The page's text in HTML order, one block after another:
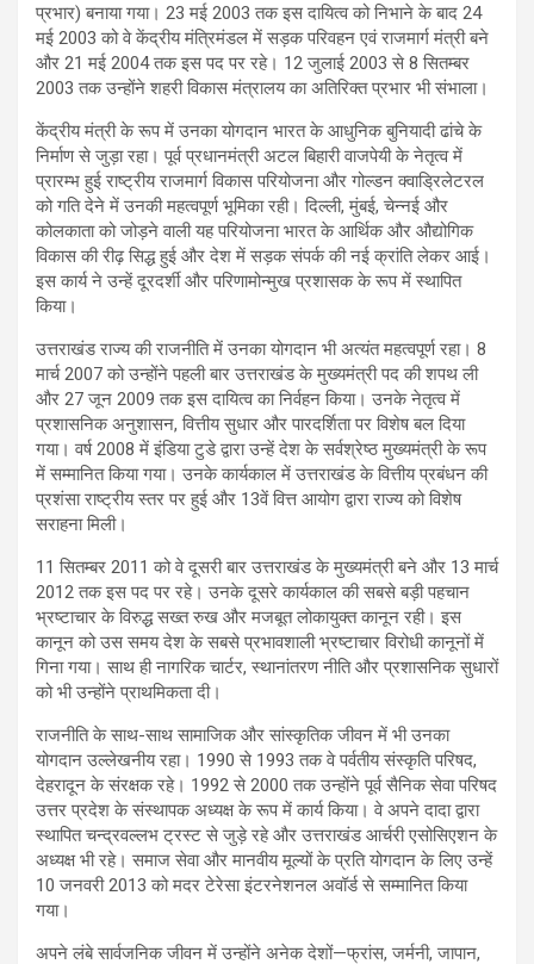
प्रभार) बनाया गया। 23 मई 2003 तक इस दायित्व को निभाने के बाद 24
मई 2003 को वे केंद्रीय मंत्रिमंडल में सड़क परिवहन एवं राजमार्ग मंत्री बने
और 21 मई 2004 तक इस पद पर रहे। 12 जुलाई 2003 से 8 सितम्बर
2003 तक उन्होंने शहरी विकास मंत्रालय का अतिरिक्त प्रभार भी संभाला।
केंद्रीय मंत्री के रूप में उनका योगदान भारत के आधुनिक बुनियादी ढांचे के
निर्माण से जुड़ा रहा। पूर्व प्रधानमंत्री अटल बिहारी वाजपेयी के नेतृत्व में
प्रारम्भ हुई राष्ट्रीय राजमार्ग विकास परियोजना और गोल्डन क्वाड्रिलेटरल
को गति देने में उनकी महत्वपूर्ण भूमिका रही। दिल्ली, मुंबई, चेन्नई और
कोलकाता को जोड़ने वाली यह परियोजना भारत के आर्थिक और औद्योगिक
विकास की रीढ़ सिद्ध हुई और देश में सड़क संपर्क की नई क्रांति लेकर आई।
इस कार्य ने उन्हें दूरदर्शी और परिणामोन्मुख प्रशासक के रूप में स्थापित
किया।
उत्तराखंड राज्य की राजनीति में उनका योगदान भी अत्यंत महत्वपूर्ण रहा। 8
मार्च 2007 को उन्होंने पहली बार उत्तराखंड के मुख्यमंत्री पद की शपथ ली
और 27 जून 2009 तक इस दायित्व का निर्वहन किया। उनके नेतृत्व में
प्रशासनिक अनुशासन, वित्तीय सुधार और पारदर्शिता पर विशेष बल दिया
गया। वर्ष 2008 में इंडिया टुडे द्वारा उन्हें देश के सर्वश्रेष्ठ मुख्यमंत्री के रूप
में सम्मानित किया गया। उनके कार्यकाल में उत्तराखंड के वित्तीय प्रबंधन की
प्रशंसा राष्ट्रीय स्तर पर हुई और 13वें वित्त आयोग द्वारा राज्य को विशेष
सराहना मिली।
11 सितम्बर 2011 को वे दूसरी बार उत्तराखंड के मुख्यमंत्री बने और 13 मार्च
2012 तक इस पद पर रहे। उनके दूसरे कार्यकाल की सबसे बड़ी पहचान
भ्रष्टाचार के विरुद्ध सख्त रुख और मजबूत लोकायुक्त कानून रही। इस
कानून को उस समय देश के सबसे प्रभावशाली भ्रष्टाचार विरोधी कानूनों में
गिना गया। साथ ही नागरिक चार्टर, स्थानांतरण नीति और प्रशासनिक सुधारों
को भी उन्होंने प्राथमिकता दी।
राजनीति के साथ-साथ सामाजिक और सांस्कृतिक जीवन में भी उनका
योगदान उल्लेखनीय रहा। 1990 से 1993 तक वे पर्वतीय संस्कृति परिषद,
देहरादून के संरक्षक रहे। 1992 से 2000 तक उन्होंने पूर्व सैनिक सेवा परिषद
उत्तर प्रदेश के संस्थापक अध्यक्ष के रूप में कार्य किया। वे अपने दादा द्वारा
स्थापित चन्द्रवल्लभ ट्रस्ट से जुड़े रहे और उत्तराखंड आर्चरी एसोसिएशन के
अध्यक्ष भी रहे। समाज सेवा और मानवीय मूल्यों के प्रति योगदान के लिए उन्हें
10 जनवरी 2013 को मदर टेरेसा इंटरनेशनल अवॉर्ड से सम्मानित किया
गया।
अपने लंबे सार्वजनिक जीवन में उन्होंने अनेक देशों—फ्रांस, जर्मनी, जापान,